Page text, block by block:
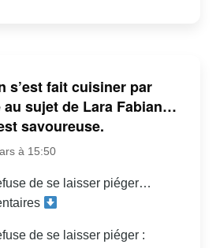
s’est fait cuisiner par
au sujet de Lara Fabian…
savoureuse.
à 15:50
de se laisser piéger…
de se laisser piéger :